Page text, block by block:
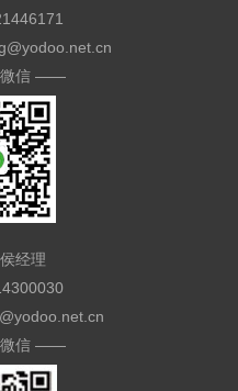
信 ——
经理
信 ——